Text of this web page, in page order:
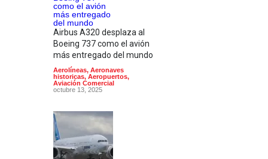
Airbus A320 desplaza al
Boeing 737 como el avión
más entregado del mundo
Aerolíneas, Aeronaves
historicas, Aeropuertos,
Aviación Comercial
octubre 13, 2025